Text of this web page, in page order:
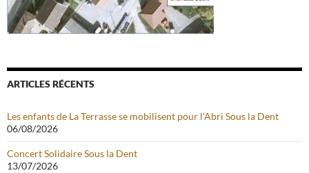
ARTICLES RÉCENTS
Les enfants de La Terrasse se mobilisent pour l’Abri Sous la Dent
06/08/2026
Concert Solidaire Sous la Dent
13/07/2026